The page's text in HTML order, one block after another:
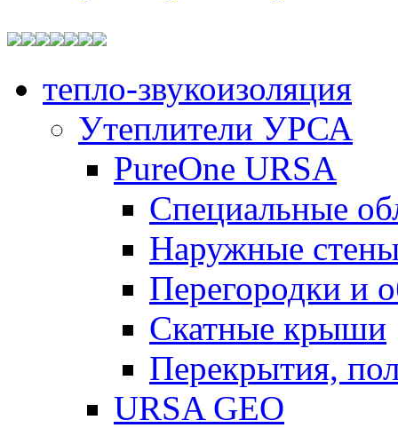
тепло-звукоизоляция
Утеплители УРСА
PureOne URSA
Специальные
Наружные
Перегородки и
Скатные крыши
Перекрытия,
URSA GEO